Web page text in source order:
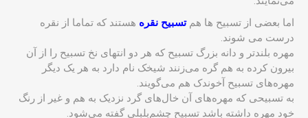
اما بعضی از تسبیح ها هم تسبیح نقره هستند که تماما از نقره
درست می شوند.
مهره بلندتر و دانه‌ بزرگ تسبیح که هر دو انتهای نخ تسبیح را از آن
بیرون کرده به هم گره می‌زنند شیخک نام دارد به هر یک دیگر
مهره‌های تسبیح آخوندک هم می‌گویند.
به تسبیحی که مهره‌های آن خال‌های گرد نزدیک به هم و غیر از رنگ
خود مهره داشته باشد تسبیح چشم‌بلبلی گفته می‌شود.